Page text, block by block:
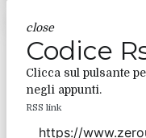
close
Codice
Clicca sul pulsante
negli appunti.
RSS link